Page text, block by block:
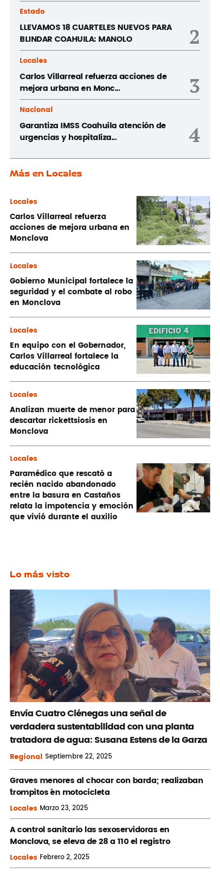
Estado
LLEVAMOS 18 CUARTELES NUEVOS PARA
BLINDAR COAHUILA: MANOLO
2
Locales
Carlos Villarreal refuerza acciones de
mejora urbana en Monc...
3
Nacional
Garantiza IMSS Coahuila atención de
urgencias y hospitaliza...
4
Más en Locales
Locales
Carlos Villarreal refuerza
acciones de mejora urbana en
Monclova
Locales
Gobierno Municipal fortalece la
seguridad y el combate al robo
en Monclova
Locales
En equipo con el Gobernador,
Carlos Villarreal fortalece la
educación tecnológica
Locales
Analizan muerte de menor para
descartar rickettsiosis en
Monclova
Locales
Paramédico que rescató a
recién nacido abandonado
entre la basura en Castaños
relata la impotencia y emoción
que vivió durante el auxilio
Lo más visto
Envía Cuatro Ciénegas una señal de
verdadera sustentabilidad con una planta
tratadora de agua: Susana Estens de la Garza
Regional Septiembre22, 2025
Graves menores al chocar con barda; realizaban
´trompitos ´en motocicleta
Locales Marzo23, 2025
A control sanitario las sexoservidoras en
Monclova, se eleva de 28 a 110 el registro
Locales Febrero2, 2025